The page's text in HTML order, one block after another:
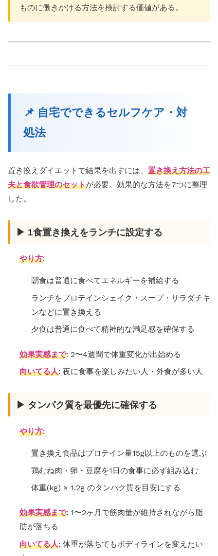
ものに働きかける方法を検討する価値がある。
📌 自宅でできるセルフケア・対
処法
置き換えダイエットで結果を出すには、 置き換え方法の工
夫と食欲管理のセットが必要。効果的な方法を7つに整理
した。
▶ 1食置き換えをランチに設定する
やり方:
朝食は普通に食べてエネルギーを補給する
ランチをプロテインシェイク・スープ・サラダチキ
ンなどに置き換える
夕食は普通に食べて精神的な満足感を確保する
効果実感まで: 2〜4週間で体重変化が出始める
向いてる人: 夜に食事を楽しみたい人・外食が多い人
▶ タンパク質を最優先に確保する
やり方:
置き換え食品はプロテイン量15g以上のものを選ぶ
鶏むね肉・卵・豆腐を1日の食事に必ず組み込む
体重(kg) × 1.2g のタンパク質を目安にする
効果実感まで: 1〜2ヶ月で筋肉量が維持されながら脂
肪が落ちる
向いてる人: 体重が落ちてもボディラインを変えたい